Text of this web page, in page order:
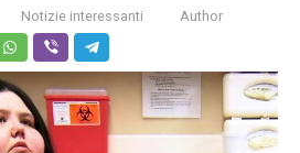
Notizie interessanti Author